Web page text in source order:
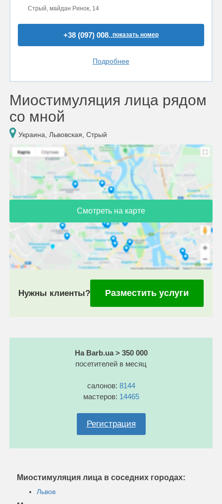
Стрый, майдан Ринок, 14
+38 (097) 008..показать номер
Подробнее
Миостимуляция лица рядом
со мной
Украина, Львовская, Стрый
Смотреть на карте
Нужны клиенты? Разместить услуги
На Barb.ua > 350 000
посетителей в месяц
салонов: 8144
мастеров: 14465
Регистрация
Миостимуляция лица в соседних городах:
Львов